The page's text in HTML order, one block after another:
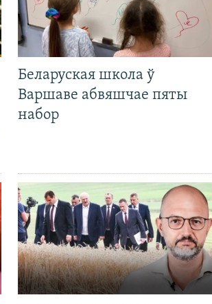
Беларуская школа ў
Варшаве абвяшчае пяты
набор